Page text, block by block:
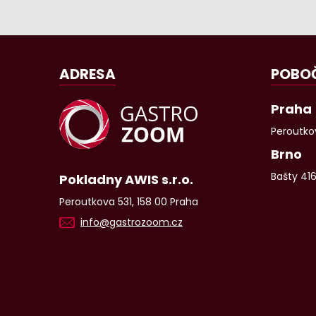
ADRESA
Pokladny AWIS s.r.o.
Peroutkova 531, 158 00 Praha
info@gastrozoom.cz
Praha
Brno
Bašty